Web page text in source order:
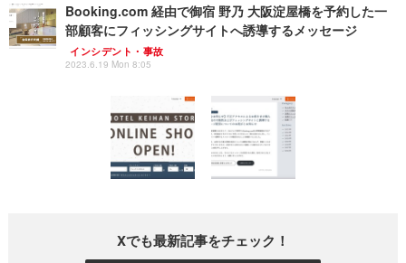
Booking.com 経由で御宿 野乃 大阪淀屋橋を予約した一
部顧客にフィッシングサイトへ誘導するメッセージ
インシデント・事故
2023.6.19 Mon 8:05
Xでも最新記事をチェック！